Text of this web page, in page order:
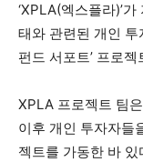
‘XPLA(엑스플라)’
태와 관련된 개인 투
펀드 서포트’ 프로
XPLA 프로젝트 팀
이후 개인 투자자들
젝트를 가동한 바 있